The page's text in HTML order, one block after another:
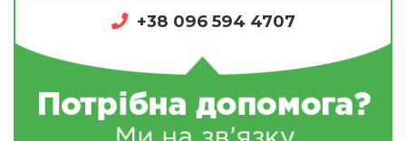
+38 096 594 4707